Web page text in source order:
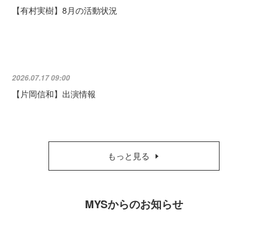
【有村実樹】8月の活動状況
2026.07.17 09:00
【片岡信和】出演情報
もっと見る
MYSからのお知らせ